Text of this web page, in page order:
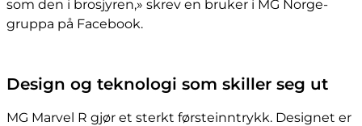
som den i brosjyren,» skrev en bruker i MG Norge-
gruppa på Facebook.
Design og teknologi som skiller seg ut
MG Marvel R gjør et sterkt førsteinntrykk. Designet er